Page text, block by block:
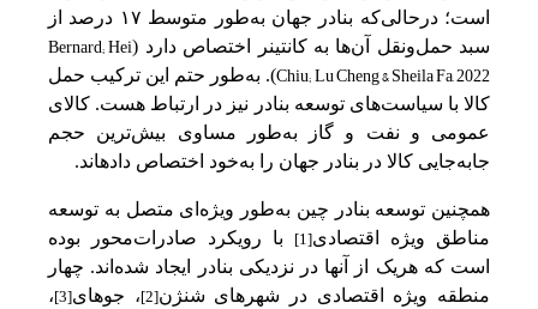
است‌؛ در‌حالی‌‌که‌ بنادر جهان به‌‌طور متوسط‌ ١٧ درصد از
سبد حمل‌‌ونقل‌ آن‌ها به‌ کانتینر اختصاص دارد (Bernard; Hei
Chiu; Lu Cheng & Sheila Fa, 2022). به‌‌طور حتم‌ این‌ ترکیب‌ حمل‌
کالا با سیاست‌های توسعه‌ بنادر نیز در ارتباط هست‌. کالای
عمومی‌ و نفت‌ و گاز به‌‌طور مساوی بیش‌ترین‌ حجم‌
جابه‌جایی‌ کالا در بنادر جهان را به‌‌خود اختصاص دادهاند.
همچنین‌ توسعه‌ بنادر چین‌ به‌‌طور ویژه‌ای متصل‌ به‌ توسعه‌
مناطق‌ ویژه اقتصادی[1]
با رویکرد صادرات‌محور بوده
است‌ که‌ هریک‌ از آنها در نزدیکی‌ بنادر ایجاد شده‌اند. چهار
منطقه‌ ویژه اقتصادی در شهرهای شنژن[2]، جوهای[3]،